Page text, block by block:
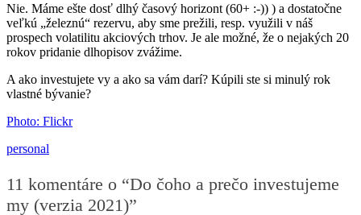
Nie. Máme ešte dosť dlhý časový horizont (60+ :-)) ) a dostatočne
veľkú „železnú“ rezervu, aby sme prežili, resp. využili v náš
prospech volatilitu akciových trhov. Je ale možné, že o nejakých 20
rokov pridanie dlhopisov zvážime.
A ako investujete vy a ako sa vám darí? Kúpili ste si minulý rok
vlastné bývanie?
Photo: Flickr
personal
11 komentáre o “Do čoho a prečo investujeme
my (verzia 2021)”